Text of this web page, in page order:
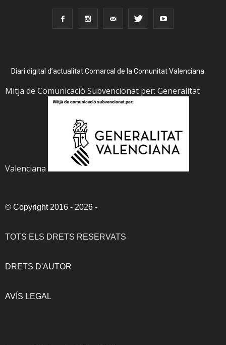
Diari digital d’actualitat Comarcal de la Comunitat Valenciana.
Mitja de Comunicació Subvencionat per: Generalitat
Valenciana
© Copyright 2016 - 2026 -
TOTS ELS DRETS RESERVATS
DRETS D'AUTOR
AVÍS LEGAL